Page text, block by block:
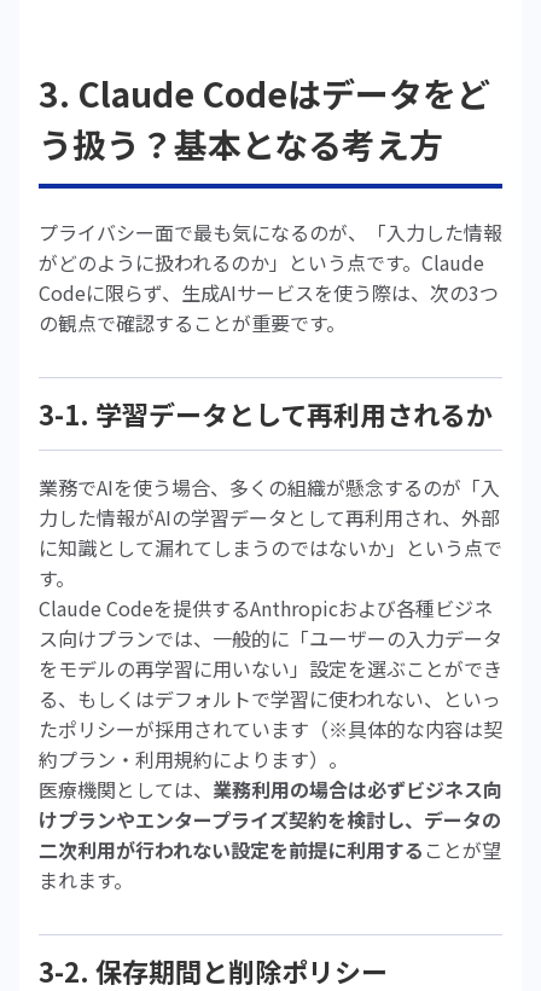
3. Claude Codeはデータをど
う扱う？基本となる考え方
プライバシー面で最も気になるのが、「入力した情報
がどのように扱われるのか」という点です。Claude
Codeに限らず、生成AIサービスを使う際は、次の3つ
の観点で確認することが重要です。
3-1. 学習データとして再利用されるか
業務でAIを使う場合、多くの組織が懸念するのが「入
力した情報がAIの学習データとして再利用され、外部
に知識として漏れてしまうのではないか」という点で
す。
Claude Codeを提供するAnthropicおよび各種ビジネ
ス向けプランでは、一般的に「ユーザーの入力データ
をモデルの再学習に用いない」設定を選ぶことができ
る、もしくはデフォルトで学習に使われない、といっ
たポリシーが採用されています（※具体的な内容は契
約プラン・利用規約によります）。
医療機関としては、 業務利用の場合は必ずビジネス向
けプランやエンタープライズ契約を検討し、データの
二次利用が行われない設定を前提に利用する ことが望
まれます。
3-2. 保存期間と削除ポリシー